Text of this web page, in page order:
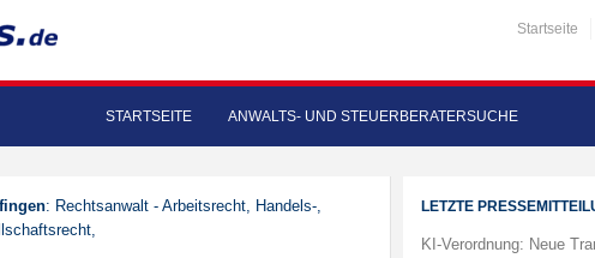
Startseite
STARTSEITE ANWALTS- UND STEUERBERATERSUCHE
: Rechtsanwalt - Arbeitsrecht, Handels-,
LETZTE
KI-Verordnung: Neue